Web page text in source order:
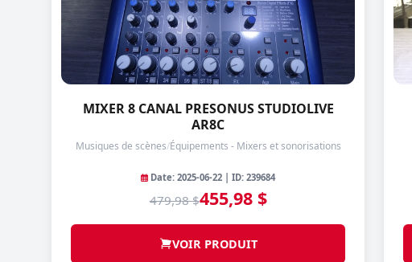
MIXER 8 CANAL PRESONUS STUDIOLIVE
AR8C
Musiques de scènes/Équipements - Mixers et sonorisations
Date: 2025-06-22 | ID: 239684
479,98 $455,98 $
VOIR PRODUIT